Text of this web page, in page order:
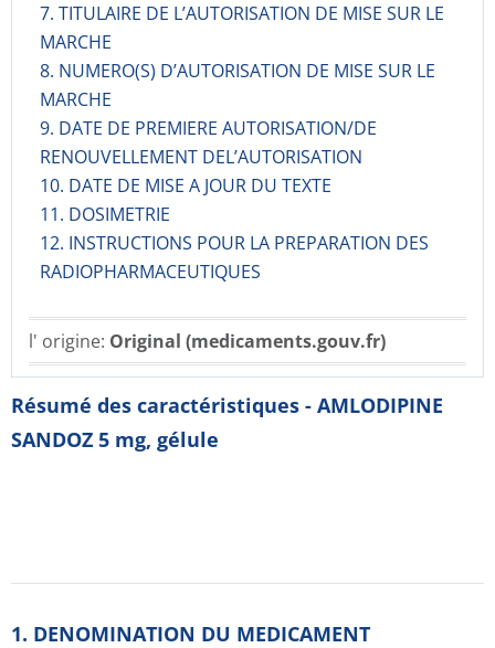
7. TITULAIRE DE L’AUTORISATION DE MISE SUR LE
MARCHE
8. NUMERO(S) D’AUTORISATION DE MISE SUR LE
MARCHE
9. DATE DE PREMIERE AUTORISATION/DE
RENOUVELLEMENT DEL’AUTORISATION
10. DATE DE MISE A JOUR DU TEXTE
11. DOSIMETRIE
12. INSTRUCTIONS POUR LA PREPARATION DES
RADIOPHARMACE­UTIQUES
l' origine: Original (medicaments.gouv.fr)
Résumé des caractéristiques - AMLODIPINE
SANDOZ 5 mg, gélule
1. DENOMINATION DU MEDICAMENT